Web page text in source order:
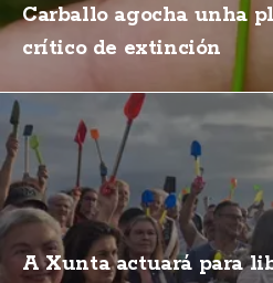
Carballo agocha unha
crítico de extinción
A Xunta actuará para